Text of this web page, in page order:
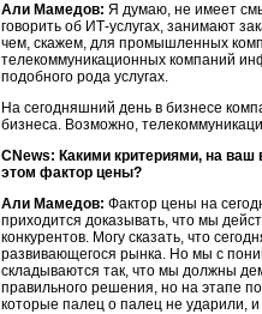
Али Мамедов: Я думаю, не имеет
говорить об ИТ-услугах, занимают
чем, скажем, для промышленных
телекоммуникационных компаний
подобного рода услугах.
На сегодняшний день в бизнесе
бизнеса. Возможно,
CNews: Какими критериями, на ваш
этом фактор цены?
Али Мамедов: Фактор цены на
приходится доказывать, что мы
конкурентов. Могу сказать, что
развивающегося рынка. Но мы с
складываются так, что мы должны
правильного решения, но на этапе
которые палец о палец не ударили,